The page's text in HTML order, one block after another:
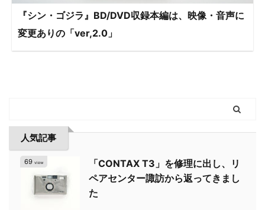
『シン・ゴジラ』BD/DVD収録本編は、映像・音声に
変更ありの「ver,2.0」
人気記事
69 view
「CONTAX T3」を修理に出し、リ
ペアセンター諏訪から返ってきまし
た